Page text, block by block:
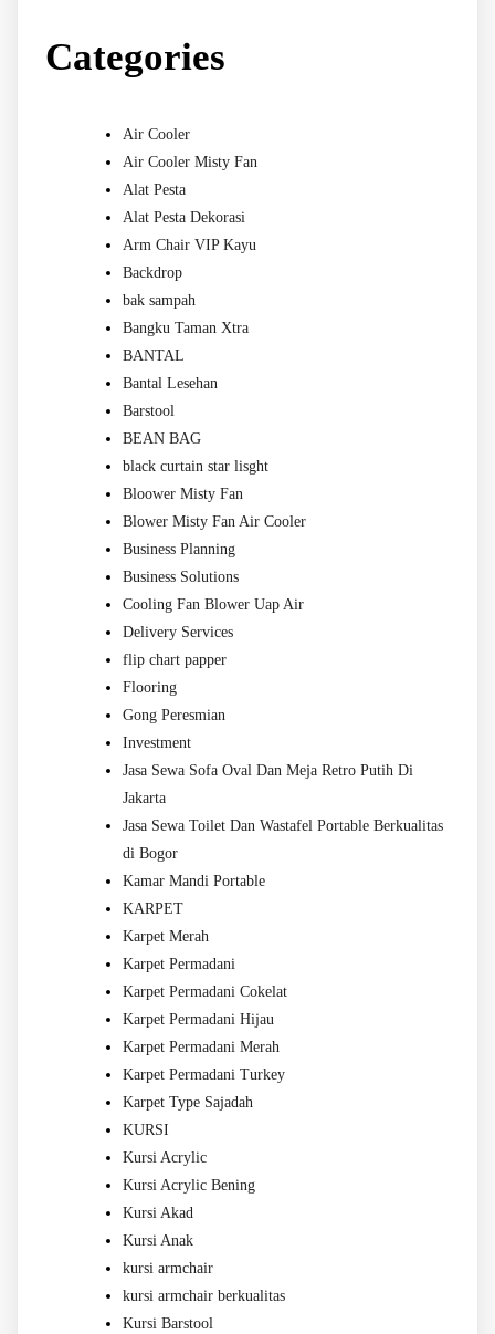
Categories
Air Cooler
Air Cooler Misty Fan
Alat Pesta
Alat Pesta Dekorasi
Arm Chair VIP Kayu
Backdrop
bak sampah
Bangku Taman Xtra
BANTAL
Bantal Lesehan
Barstool
BEAN BAG
black curtain star lisght
Bloower Misty Fan
Blower Misty Fan Air Cooler
Business Planning
Business Solutions
Cooling Fan Blower Uap Air
Delivery Services
flip chart papper
Flooring
Gong Peresmian
Investment
Jasa Sewa Sofa Oval Dan Meja Retro Putih Di
Jakarta
Jasa Sewa Toilet Dan Wastafel Portable Berkualitas
di Bogor
Kamar Mandi Portable
KARPET
Karpet Merah
Karpet Permadani
Karpet Permadani Cokelat
Karpet Permadani Hijau
Karpet Permadani Merah
Karpet Permadani Turkey
Karpet Type Sajadah
KURSI
Kursi Acrylic
Kursi Acrylic Bening
Kursi Akad
Kursi Anak
kursi armchair
kursi armchair berkualitas
Kursi Barstool